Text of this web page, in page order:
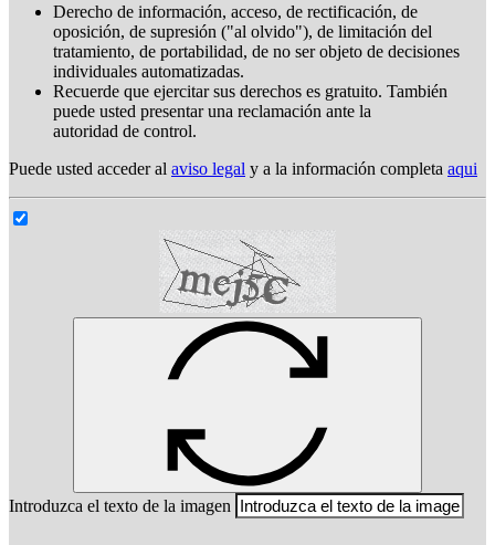
Derecho de información, acceso, de rectificación, de
oposición, de supresión ("al olvido"), de limitación del
tratamiento, de portabilidad, de no ser objeto de decisiones
individuales automatizadas.
Recuerde que ejercitar sus derechos es gratuito. También
puede usted presentar una reclamación ante la
autoridad de control.
Puede usted acceder al aviso legal y a la información completa aqui
Introduzca el texto de la imagen